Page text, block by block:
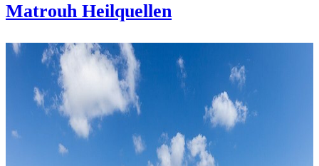
Matrouh Heilquellen